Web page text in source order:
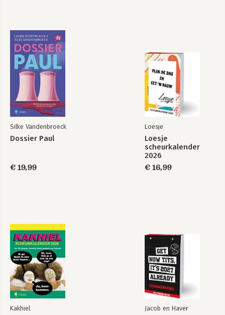
Silke Vandenbroeck
Dossier Paul
€ 19,99
Loesje
Loesje
scheurkalender
2026
€ 16,99
Kakhiel Jacob en Haver